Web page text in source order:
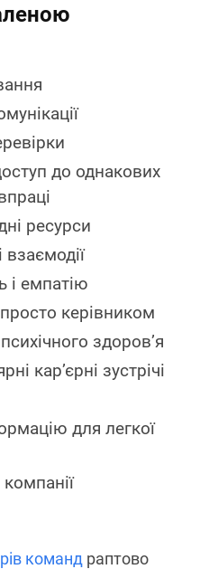
до однакових
ресурси
взаємодії
і емпатію
керівником
здоров’я
кар’єрні зустрічі
для легкої
команд раптово